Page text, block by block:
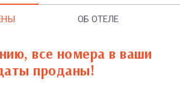
ОБ ОТЕЛЕ
все номера в ваши
проданы!